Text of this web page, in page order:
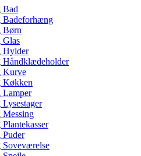
Bad
Badeforhæng
Børn
Glas
Hylder
Håndklædeholder
Kurve
Køkken
Lamper